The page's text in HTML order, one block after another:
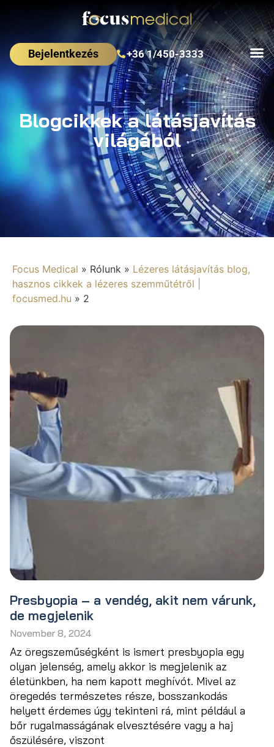
Bejelentkezés +36 1/450-3333
Blogcikkek a látásjavítás
világából
Focus Medical » Rólunk » Lézeres látásjavítás blog,
hasznos cikkek a lézeres szemműtétről |
focusmed.hu » 2
Presbyopia – a vendég, akit nem várunk,
de megjelenik
November 8, 2024
Az öregszeműségként is ismert presbyopia egy
olyan jelenség, amely akkor is megjelenik az
életünkben, ha nem kapott meghívót. Mivel az
öregedés természetes része, bosszankodás
helyett érdemes úgy tekinteni rá, mint például a
bőr rugalmasságának elvesztésére vagy a haj
őszülésére, viszont